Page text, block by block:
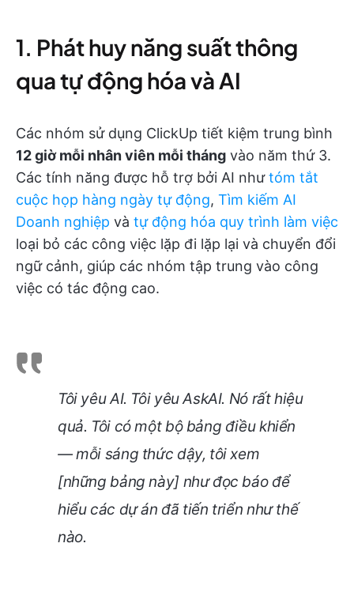
1. Phát huy năng suất thông
qua tự động hóa và AI
Các nhóm sử dụng ClickUp tiết kiệm trung bình
12 giờ mỗi nhân viên mỗi tháng vào năm thứ 3.
Các tính năng được hỗ trợ bởi AI nhưtóm tắt
cuộc họp hàng ngày tự động, Tìm kiếm AI
Doanh nghiệp và tự động hóa quy trình làm việc
loại bỏ các công việc lặp đi lặp lại và chuyển đổi
ngữ cảnh, giúp các nhóm tập trung vào công
việc có tác động cao.
Tôi yêu AI. Tôi yêu AskAI. Nó rất hiệu
quả. Tôi có một bộ bảng điều khiển
— mỗi sáng thức dậy, tôi xem
[những bảng này] như đọc báo để
hiểu các dự án đã tiến triển như thế
nào.